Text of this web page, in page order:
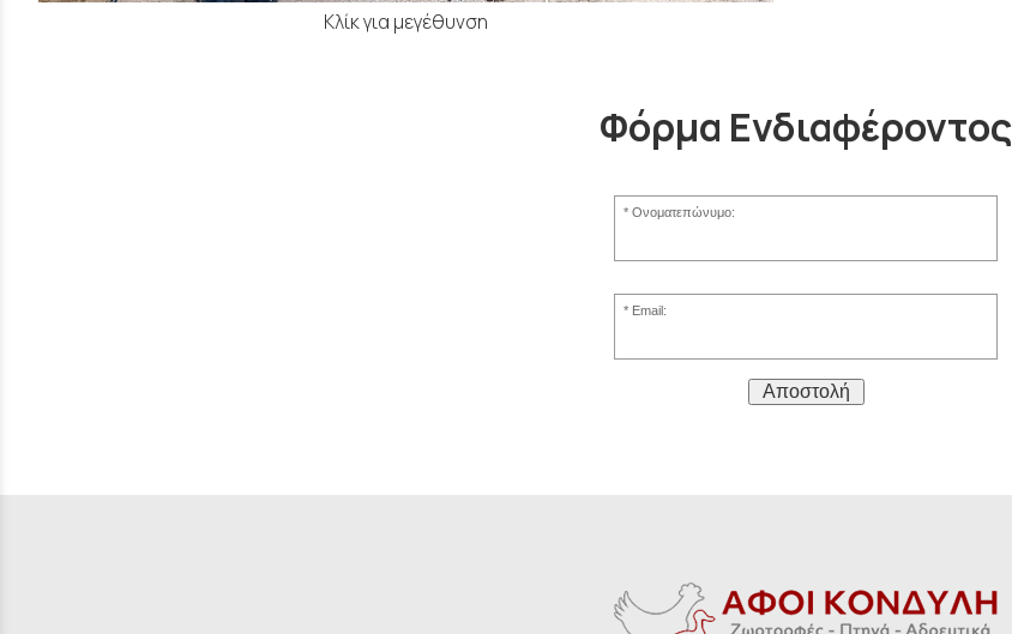
Κλίκ για μεγέθυνση
Φόρμα Ενδιαφέροντος
Ονοματεπώνυμο:
Email:
Αποστολή